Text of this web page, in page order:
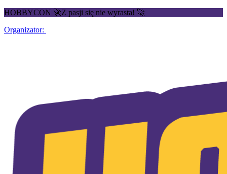
HOBBYCON 🚀Z pasji się nie wyrasta! 🚀
Organizator: